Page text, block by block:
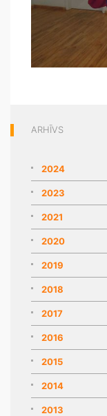
ARHĪVS
2024
2023
2021
2020
2019
2018
2017
2016
2015
2014
2013